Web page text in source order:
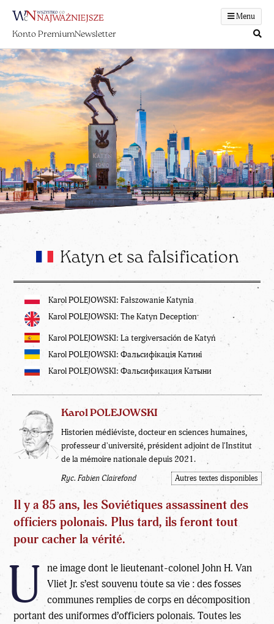
Menu
Konto PremiumNewsletter
Katyn et sa falsification
Karol POLEJOWSKI: Fałszowanie Katynia
Karol POLEJOWSKI: The Katyn Deception
Karol POLEJOWSKI: La tergiversación de Katyń
Karol POLEJOWSKI: Фальсифікація Катині
Karol POLEJOWSKI: Фальсификация Катыни
Karol POLEJOWSKI
Historien médiéviste, docteur en sciences humaines,
professeur d'université, président adjoint de l'Institut
de la mémoire nationale depuis 2021.
Ryc. Fabien Clairefond Autres textes disponibles
Il y a 85 ans, les Soviétiques assassinent des
officiers polonais. Plus tard, ils feront tout
pour cacher la vérité.
U ne image dont le lieutenant-colonel John H. Van
Vliet Jr. s’est souvenu toute sa vie : des fosses
communes remplies de corps en décomposition
portant des uniformes d’officiers polonais. Toutes les